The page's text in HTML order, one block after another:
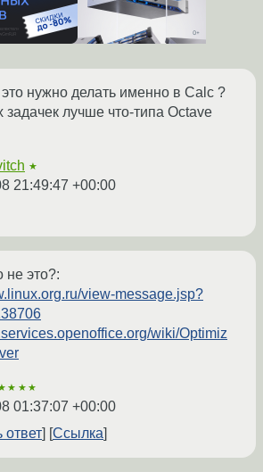
нужно делать именно в Calc ?
задачек лучше что-типа Octave
★
21:49:47 +00:00
не это?:
view-message.jsp?
wiki/Optimiz
01:37:07 +00:00
ответ
Ссылка